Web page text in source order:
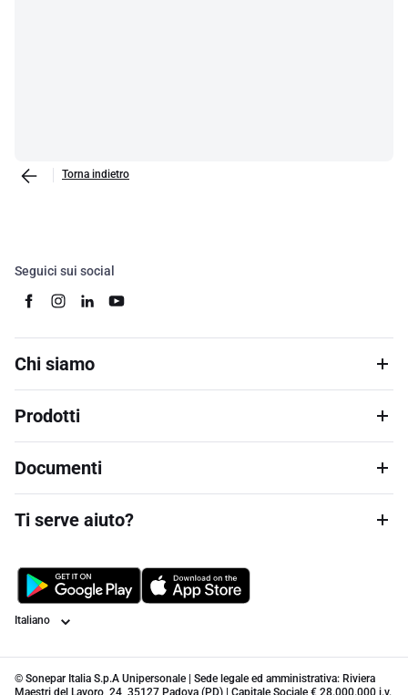
Torna indietro
Seguici sui social
Chi siamo
Prodotti
Documenti
Ti serve aiuto?
Lingua
© Sonepar Italia S.p.A Unipersonale | Sede legale ed amministrativa: Riviera
Maestri del Lavoro, 24, 35127 Padova (PD) | Capitale Sociale € 28.000.000 i.v.